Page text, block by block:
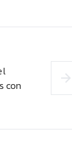
con